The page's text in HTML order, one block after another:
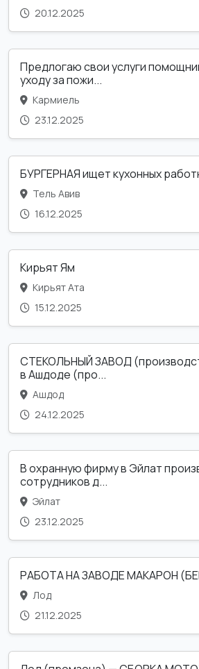
20.12.2025
Предлогаю свои услуги
уходу за пожи...
Кармиель
23.12.2025
БУРГЕРНАЯ ищет кухонных
Тель Авив
16.12.2025
Кирьят Ям
Кирьят Ата
15.12.2025
СТЕКОЛЬНЫЙ ЗАВОД
в Ашдоде (про...
Ашдод
24.12.2025
В охранную фирму в Эйлат
сотрудников д...
Эйлат
23.12.2025
РАБОТА НА ЗАВОДЕ МАКАРОН
Лод
21.12.2025